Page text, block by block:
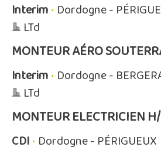
Interim• Dordogne -
LTd
MONTEUR AÉRO
Interim• Dordogne -
LTd
MONTEUR ELECTRICIEN
CDI• Dordogne - PÉRIGUEUX